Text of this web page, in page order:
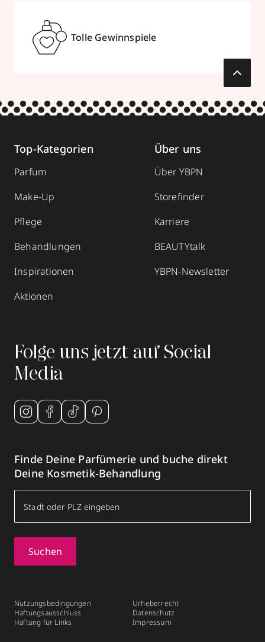
Tolle Gewinnspiele
Top-Kategorien
Parfum
Make-Up
Pflege
Behandlungen
Inspirationen
Aktionen
Über uns
Über YBPN
Storefinder
Karriere
BEAUTYtalk
YBPN-Newsletter
Folge uns jetzt auf Social
Media
Finde Deine Parfümerie und buche direkt
Deine Kosmetik-Behandlung
Suchen
Nutzungsbedingungen
Haftungsausschluss
Haftung für Links
Urheberrecht
Datenschutz
Impressum